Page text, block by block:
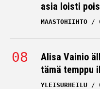
asia loisti
MAASTOHIIHTO
Alisa Vainio
tämä temppu
YLEISURHEILU